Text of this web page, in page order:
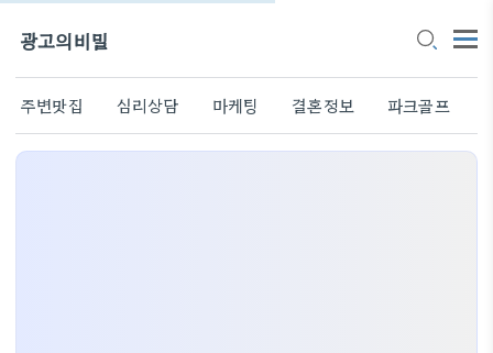
광고의비밀
주변맛집 심리상담 마케팅 결혼정보 파크골프